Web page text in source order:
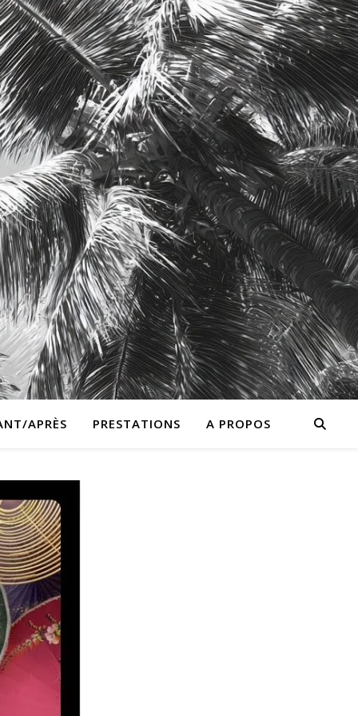
APRÈS PRESTATIONS A PROPOS